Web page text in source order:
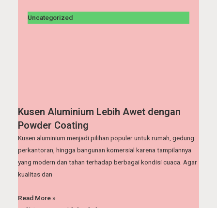
Uncategorized
Kusen Aluminium Lebih Awet dengan
Powder Coating
Kusen aluminium menjadi pilihan populer untuk rumah, gedung
perkantoran, hingga bangunan komersial karena tampilannya
yang modern dan tahan terhadap berbagai kondisi cuaca. Agar
kualitas dan
Read More »